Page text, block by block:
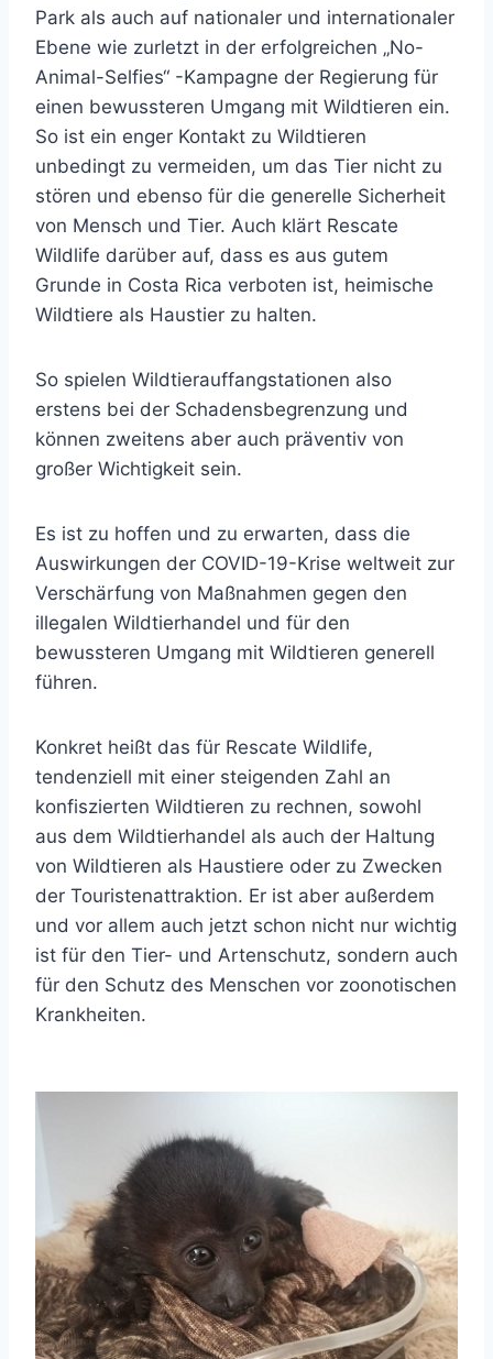
Park als auch auf nationaler und internationaler
Ebene wie zurletzt in der erfolgreichen „No-
Animal-Selfies“ -Kampagne der Regierung für
einen bewussteren Umgang mit Wildtieren ein.
So ist ein enger Kontakt zu Wildtieren
unbedingt zu vermeiden, um das Tier nicht zu
stören und ebenso für die generelle Sicherheit
von Mensch und Tier. Auch klärt Rescate
Wildlife darüber auf, dass es aus gutem
Grunde in Costa Rica verboten ist, heimische
Wildtiere als Haustier zu halten.
So spielen Wildtierauffangstationen also
erstens bei der Schadensbegrenzung und
können zweitens aber auch präventiv von
großer Wichtigkeit sein.
Es ist zu hoffen und zu erwarten, dass die
Auswirkungen der COVID-19-Krise weltweit zur
Verschärfung von Maßnahmen gegen den
illegalen Wildtierhandel und für den
bewussteren Umgang mit Wildtieren generell
führen.
Konkret heißt das für Rescate Wildlife,
tendenziell mit einer steigenden Zahl an
konfiszierten Wildtieren zu rechnen, sowohl
aus dem Wildtierhandel als auch der Haltung
von Wildtieren als Haustiere oder zu Zwecken
der Touristenattraktion. Er ist aber außerdem
und vor allem auch jetzt schon nicht nur wichtig
ist für den Tier- und Artenschutz, sondern auch
für den Schutz des Menschen vor zoonotischen
Krankheiten.